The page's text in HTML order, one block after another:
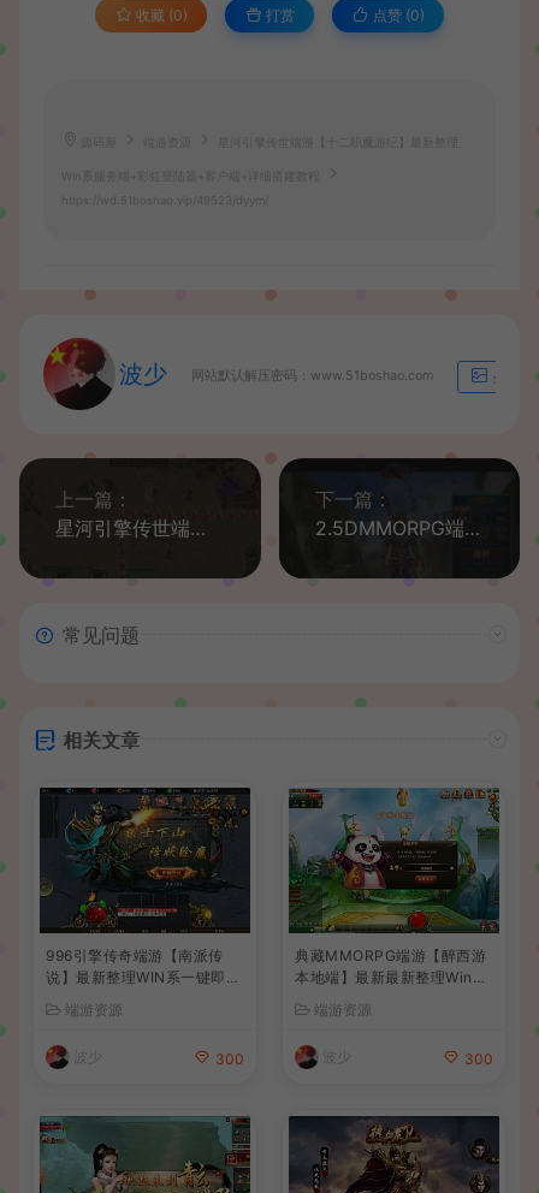
收藏 (0) 打赏 点赞 (0)
端游资源 星河引擎传世端游【十二职魔游纪】最新整理
Win系服务端+彩虹登陆器+客户端+详细搭建教程
https://wd.51boshao.vip/49523/dyym/
波少 网站默认解压密码：www.51boshao.com 生成海
上一篇：
星河引擎传世端游【十里沧澜】最新整理Win系服务端+彩虹登陆器+客户端+详细搭建教程
下一篇：
2.5DMMORPG端游【天诛OL】最新整理WIN系服务端+PC客户端+网页注册+详细搭建教程+货币修改教程
常见问题
相关文章
996引擎传奇端游【南派传
说】最新整理WIN系一键即玩
单机端+PC客户端+详细搭建
教程
端游资源
波少 300
典藏MMORPG端游【醉西游
本地端】最新最新整理Win系
服务端+PC客户端+GM后台
+详细搭建教程
端游资源
波少 300